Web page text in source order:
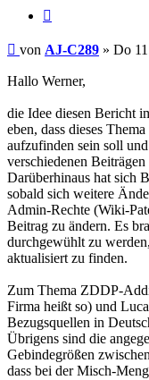
Beitrag
von AJ-C289 » Do
Hallo Werner,
die Idee diesen Bericht
eben, dass dieses
aufzufinden sein soll
verschiedenen
Darüberhinaus hat sich
sobald sich weitere
Admin-Rechte (Wiki-
Beitrag zu ändern. Es
durchgewühlt zu
aktualisiert zu finden.
Zum Thema ZDDP-
Firma heißt so) und
Bezugsquellen in
Übrigens sind die
Gebindegrößen
dass bei der Misch-